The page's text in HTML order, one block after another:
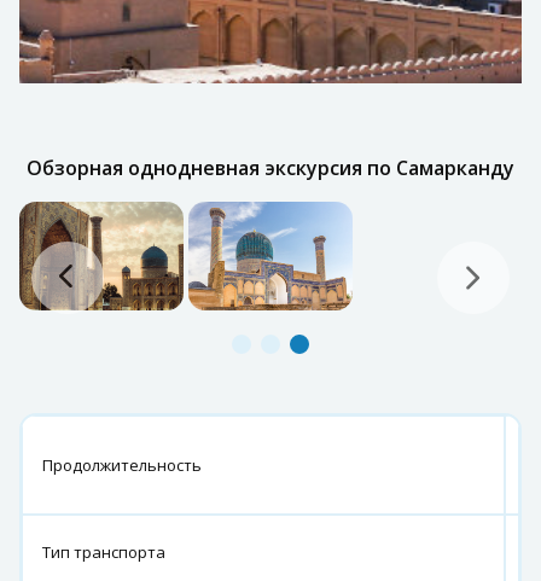
Обзорная однодневная экскурсия по Самарканду
Продолжительность
Тип транспорта